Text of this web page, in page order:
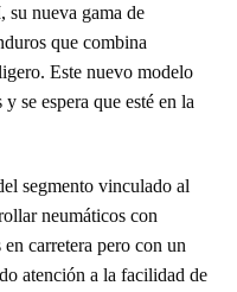
nueva gama de
que combina
Este nuevo modelo
se espera que esté en la
segmento vinculado al
neumáticos con
carretera pero con un
atención a la facilidad de